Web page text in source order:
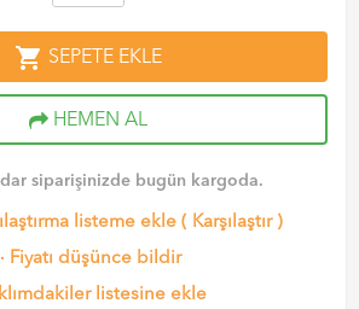
shopping_cart SEPETE EKLE
HEMEN AL
siparişinizde bugün kargoda.
listeme ekle ( Karşılaştır)
· Fiyatı düşünce bildir
listesine ekle